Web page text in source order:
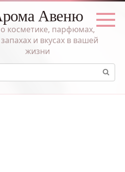
Авеню
косметике, парфюмах,
и вкусах в вашей
жизни